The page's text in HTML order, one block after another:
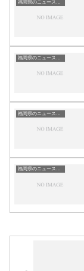
福岡県のニュース一覧